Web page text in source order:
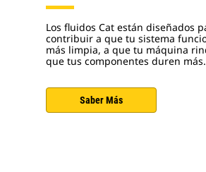
Los fluidos Cat están diseñados
contribuir a que tu sistema
más limpia, a que tu máquina
que tus componentes duren más.
Saber Más